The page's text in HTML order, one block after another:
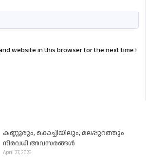
website in this browser for the next time I
കണ്ണൂരും, കൊച്ചിയിലും, മലപ്പുറത്തും
നിരവധി അവസരങ്ങൾ
April 27, 2026